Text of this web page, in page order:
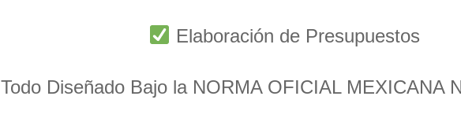
Elaboración de Presupuestos
Todo Diseñado Bajo la NORMA OFICIAL MEXICANA